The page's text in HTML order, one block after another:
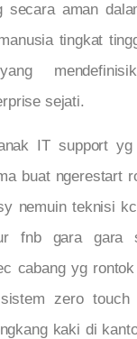
secara aman
tingkat
sejati.
IT support yg
buat ngerestart
nemuin teknisi
fnb gara gara
cabang yg
zero touch
kaki di